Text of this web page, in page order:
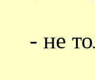
- не